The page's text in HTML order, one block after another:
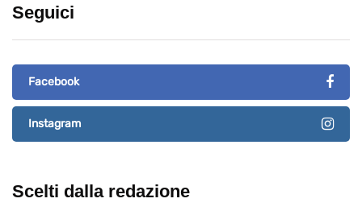
Seguici
Facebook
Instagram
Scelti dalla redazione